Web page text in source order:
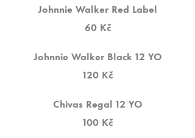
Johnnie Walker Red Label
60 Kč
Johnnie Walker Black 12 YO
120 Kč
Chivas Regal 12 YO
100 Kč